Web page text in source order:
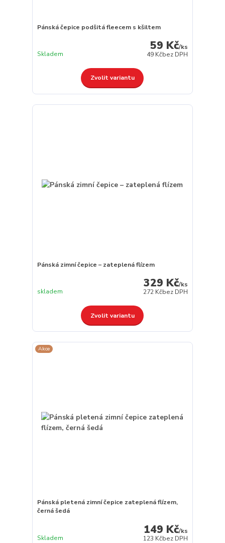
Pánská čepice podšitá fleecem s kšiltem
59 Kč/ks
49 Kčbez DPH
Skladem
Zvolit variantu
Pánská zimní čepice – zateplená flízem
329 Kč/ks
272 Kčbez DPH
skladem
Zvolit variantu
Akce
Pánská pletená zimní čepice zateplená flízem,
černá šedá
149 Kč/ks
123 Kčbez DPH
Skladem